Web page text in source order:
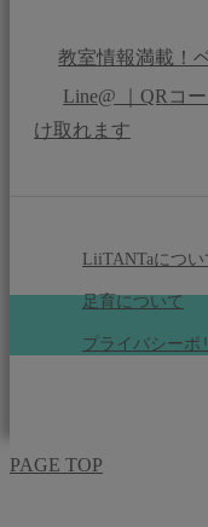
教室情報満載！
Line@ ｜QRコ
け取れます
LiiTANTaについ
足育について
プライバシーポ
PAGE TOP